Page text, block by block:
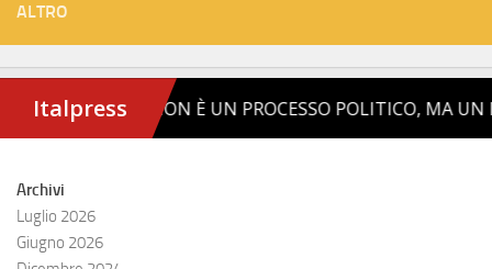
ALTRO
Archivi
Luglio 2026
Giugno 2026